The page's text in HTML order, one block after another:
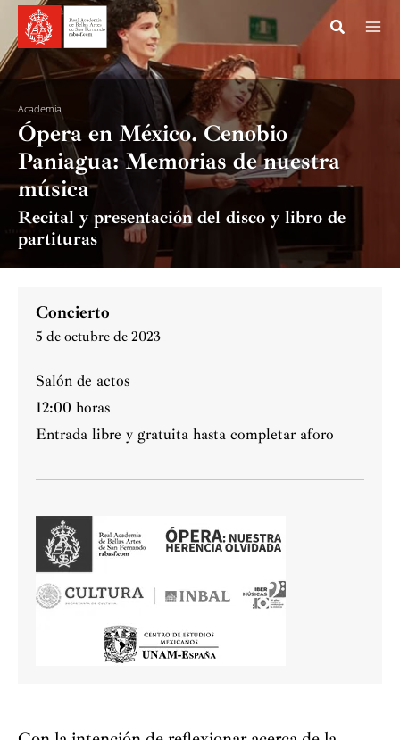
contenido
Academia
Ópera en México. Cenobio
Paniagua: Memorias de nuestra
música
Recital y presentación del disco y libro de
partituras
Concierto
5 de octubre de 2023
Salón de actos
12:00 horas
Entrada libre y gratuita hasta completar aforo